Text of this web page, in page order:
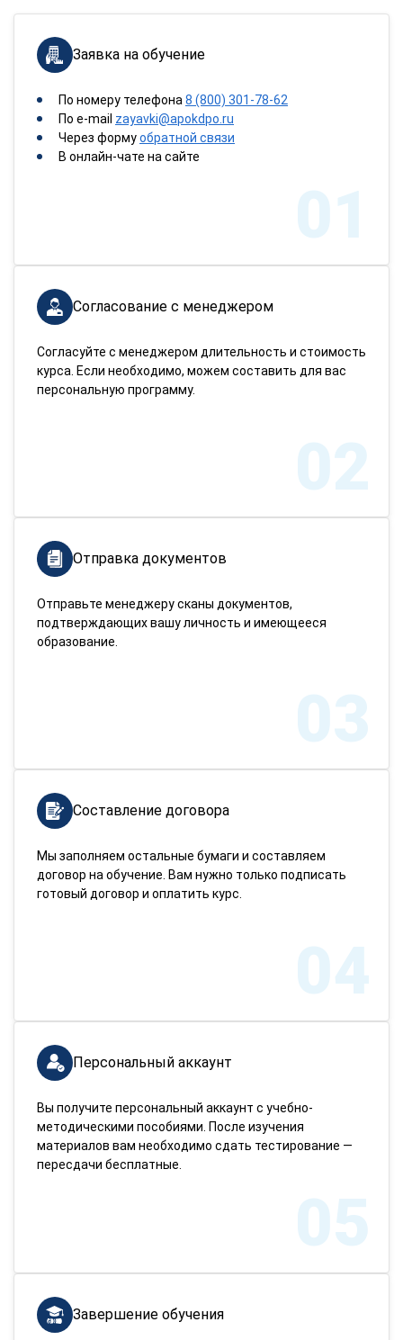
Заявка на обучение
По номеру телефона 8 (800) 301-78-62
По e-mail zayavki@apokdpo.ru
Через формуобратной связи
В онлайн-чате на сайте
01
Согласование с менеджером
Согласуйте с менеджером длительность и стоимость
курса. Если необходимо, можем составить для вас
персональную программу.
02
Отправка документов
Отправьте менеджеру сканы документов,
подтверждающих вашу личность и имеющееся
образование.
03
Составление договора
Мы заполняем остальные бумаги и составляем
договор на обучение. Вам нужно только подписать
готовый договор и оплатить курс.
04
Персональный аккаунт
Вы получите персональный аккаунт с учебно-
методическими пособиями. После изучения
материалов вам необходимо сдать тестирование —
пересдачи бесплатные.
05
Завершение обучения